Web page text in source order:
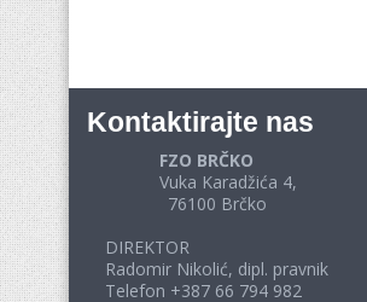
Kontaktirajte nas
FZO BRČKO
Vuka Karadžića 4,
76100 Brčko
DIREKTOR
Radomir Nikolić, dipl. pravnik
Telefon +387 66 794 982